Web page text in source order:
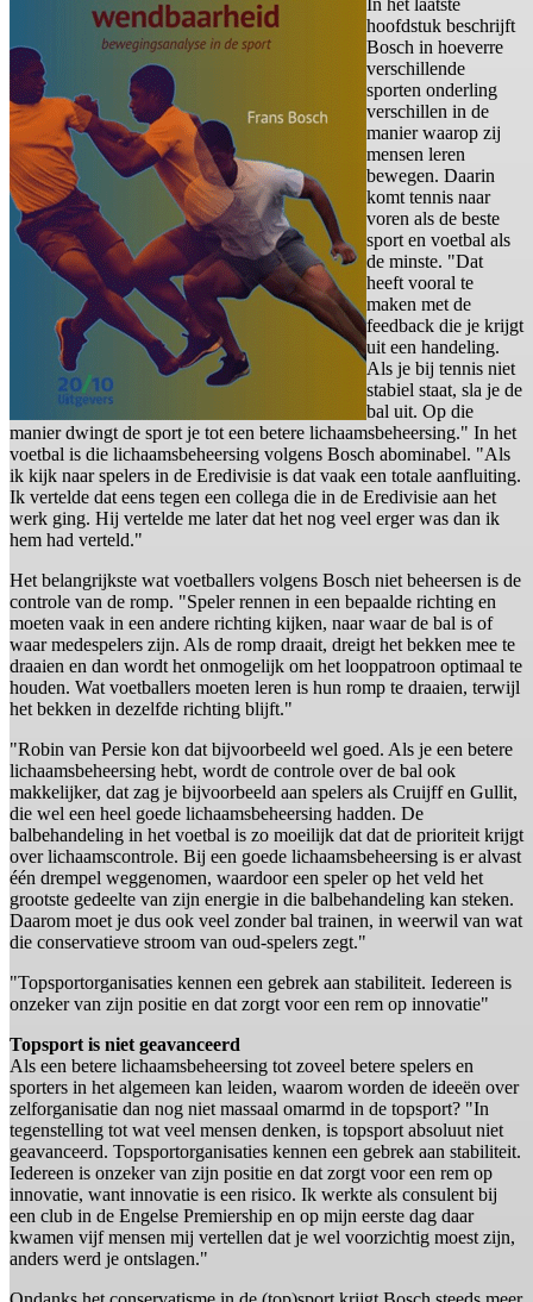
In het laatste
hoofdstuk beschrijft
Bosch in hoeverre
verschillende
sporten onderling
verschillen in de
manier waarop zij
mensen leren
bewegen. Daarin
komt tennis naar
voren als de beste
sport en voetbal als
de minste. "Dat
heeft vooral te
maken met de
feedback die je krijgt
uit een handeling.
Als je bij tennis niet
stabiel staat, sla je de
bal uit. Op die
manier dwingt de sport je tot een betere lichaamsbeheersing." In het
voetbal is die lichaamsbeheersing volgens Bosch abominabel. "Als
ik kijk naar spelers in de Eredivisie is dat vaak een totale aanfluiting.
Ik vertelde dat eens tegen een collega die in de Eredivisie aan het
werk ging. Hij vertelde me later dat het nog veel erger was dan ik
hem had verteld."
Het belangrijkste wat voetballers volgens Bosch niet beheersen is de
controle van de romp. "Speler rennen in een bepaalde richting en
moeten vaak in een andere richting kijken, naar waar de bal is of
waar medespelers zijn. Als de romp draait, dreigt het bekken mee te
draaien en dan wordt het onmogelijk om het looppatroon optimaal te
houden. Wat voetballers moeten leren is hun romp te draaien, terwijl
het bekken in dezelfde richting blijft."
"Robin van Persie kon dat bijvoorbeeld wel goed. Als je een betere
lichaamsbeheersing hebt, wordt de controle over de bal ook
makkelijker, dat zag je bijvoorbeeld aan spelers als Cruijff en Gullit,
die wel een heel goede lichaamsbeheersing hadden. De
balbehandeling in het voetbal is zo moeilijk dat dat de prioriteit krijgt
over lichaamscontrole. Bij een goede lichaamsbeheersing is er alvast
één drempel weggenomen, waardoor een speler op het veld het
grootste gedeelte van zijn energie in die balbehandeling kan steken.
Daarom moet je dus ook veel zonder bal trainen, in weerwil van wat
die conservatieve stroom van oud-spelers zegt."
"Topsportorganisaties kennen een gebrek aan stabiliteit. Iedereen is
onzeker van zijn positie en dat zorgt voor een rem op innovatie"
Topsport is niet geavanceerd
Als een betere lichaamsbeheersing tot zoveel betere spelers en
sporters in het algemeen kan leiden, waarom worden de ideeën over
zelforganisatie dan nog niet massaal omarmd in de topsport? "In
tegenstelling tot wat veel mensen denken, is topsport absoluut niet
geavanceerd. Topsportorganisaties kennen een gebrek aan stabiliteit.
Iedereen is onzeker van zijn positie en dat zorgt voor een rem op
innovatie, want innovatie is een risico. Ik werkte als consulent bij
een club in de Engelse Premiership en op mijn eerste dag daar
kwamen vijf mensen mij vertellen dat je wel voorzichtig moest zijn,
anders werd je ontslagen."